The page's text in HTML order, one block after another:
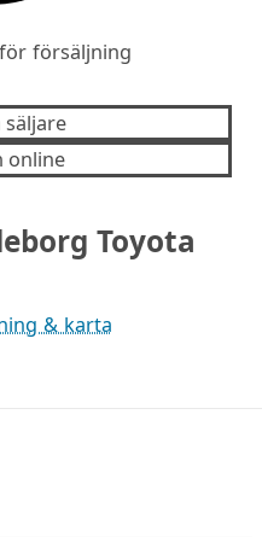
försäljning
online
Toyota
& karta